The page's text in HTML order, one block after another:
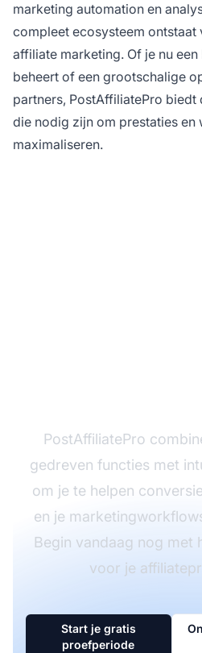
marketing automation en
compleet ecosysteem
affiliate marketing. Of je nu
beheert of een grootschalige
partners, PostAffiliatePro
die nodig zijn om prestaties en
maximaliseren.
PostAffiliatePro
gedreven functies met
om je te helpen
en je
Begin vandaag nog met
voor je
Start je gratis
proefperiode